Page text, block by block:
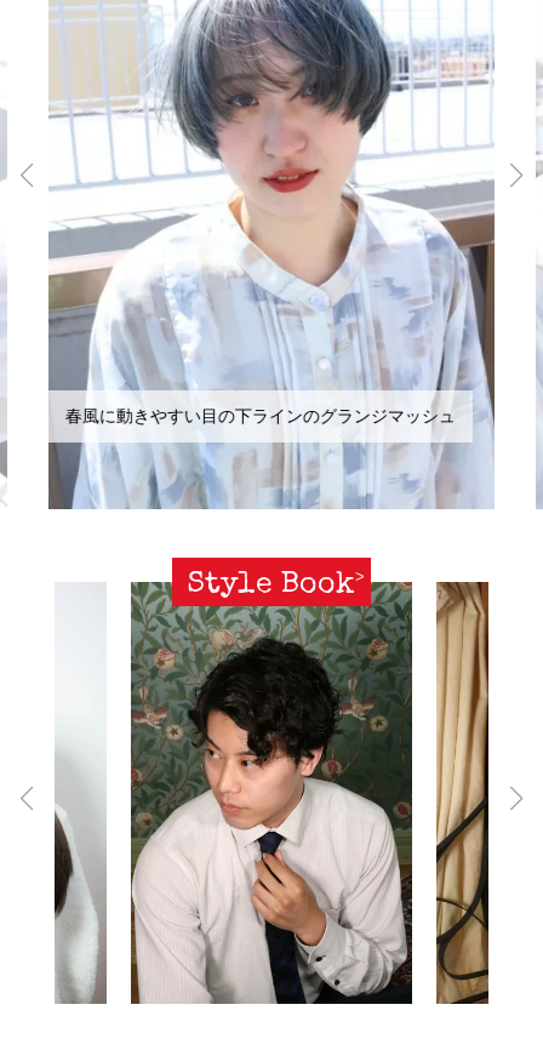
春風に動きやすい目の下ラインのグランジマッシュ
Style Book